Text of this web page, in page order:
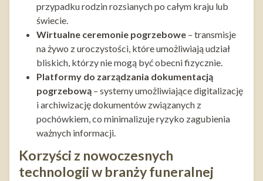
przypadku rodzin rozsianych po całym kraju lub
świecie.
Wirtualne ceremonie pogrzebowe – transmisje
na żywo z uroczystości, które umożliwiają udział
bliskich, którzy nie mogą być obecni fizycznie.
Platformy do zarządzania dokumentacją
pogrzebową – systemy umożliwiające digitalizację
i archiwizację dokumentów związanych z
pochówkiem, co minimalizuje ryzyko zagubienia
ważnych informacji.
Korzyści z nowoczesnych
technologii w branży funeralnej